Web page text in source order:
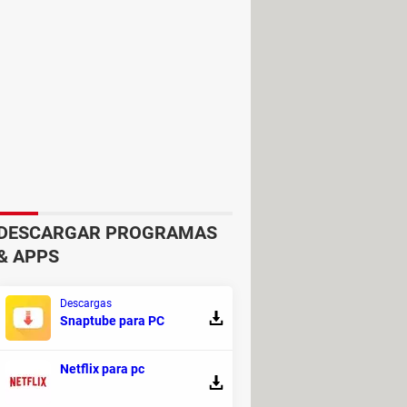
En formato, selecciona
últimas casillas:
PROGRAMAS
APPS
Descargas
Snaptube para PC
Netflix para pc